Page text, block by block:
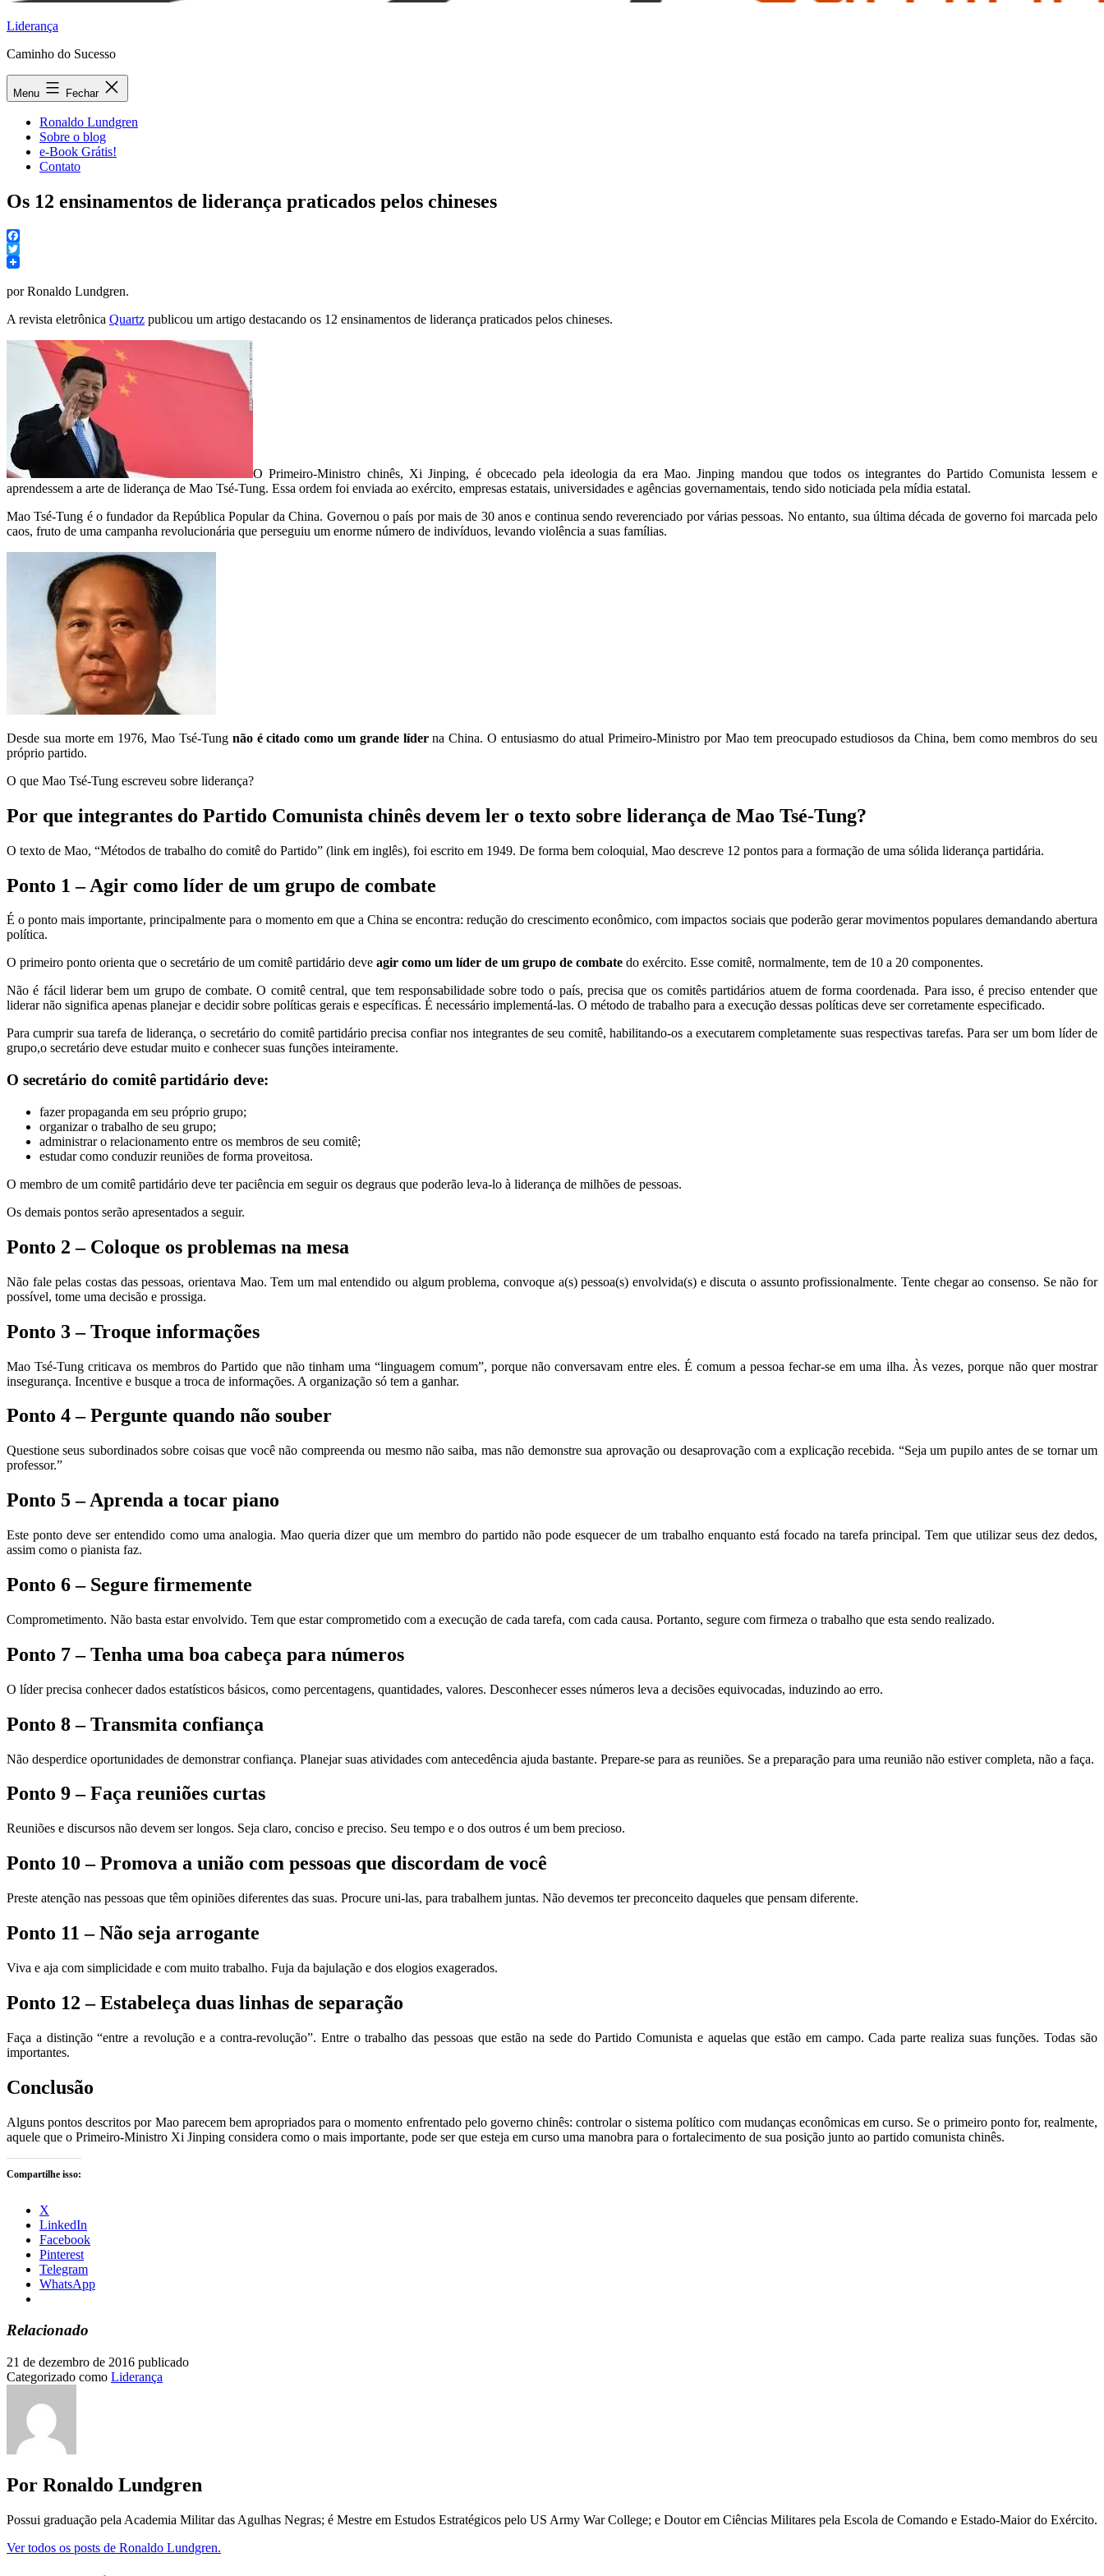
Liderança
Caminho do Sucesso
Menu Fechar
Ronaldo Lundgren
Sobre o blog
e-Book Grátis!
Contato
Os 12 ensinamentos de liderança praticados pelos chineses
Facebook
Twitter
por Ronaldo Lundgren.
A revista eletrônica Quartz publicou um artigo destacando os 12 ensinamentos de liderança praticados pelos chineses.
O Primeiro-Ministro chinês, Xi Jinping, é obcecado pela ideologia da era Mao. Jinping mandou que todos os integrantes do Partido Comunista lessem e
aprendessem a arte de liderança de Mao Tsé-Tung. Essa ordem foi enviada ao exército, empresas estatais, universidades e agências governamentais, tendo sido noticiada pela mídia estatal.
Mao Tsé-Tung é o fundador da República Popular da China. Governou o país por mais de 30 anos e continua sendo reverenciado por várias pessoas. No entanto, sua última década de governo foi marcada pelo
caos, fruto de uma campanha revolucionária que perseguiu um enorme número de indivíduos, levando violência a suas famílias.
Desde sua morte em 1976, Mao Tsé-Tung não é citado como um grande líderna China. O entusiasmo do atual Primeiro-Ministro por Mao tem preocupado estudiosos da China, bem como membros do seu
próprio partido.
O que Mao Tsé-Tung escreveu sobre liderança?
Por que integrantes do Partido Comunista chinês devem ler o texto sobre liderança de Mao Tsé-Tung?
O texto de Mao, “Métodos de trabalho do comitê do Partido” (link em inglês), foi escrito em 1949. De forma bem coloquial, Mao descreve 12 pontos para a formação de uma sólida liderança partidária.
Ponto 1 – Agir como líder de um grupo de combate
É o ponto mais importante, principalmente para o momento em que a China se encontra: redução do crescimento econômico, com impactos sociais que poderão gerar movimentos populares demandando abertura
política.
O primeiro ponto orienta que o secretário de um comitê partidário deve agir como um líder de um grupo de combate do exército. Esse comitê, normalmente, tem de 10 a 20 componentes.
Não é fácil liderar bem um grupo de combate. O comitê central, que tem responsabilidade sobre todo o país, precisa que os comitês partidários atuem de forma coordenada. Para isso, é preciso entender que
liderar não significa apenas planejar e decidir sobre políticas gerais e específicas. É necessário implementá-las. O método de trabalho para a execução dessas políticas deve ser corretamente especificado.
Para cumprir sua tarefa de liderança, o secretário do comitê partidário precisa confiar nos integrantes de seu comitê, habilitando-os a executarem completamente suas respectivas tarefas. Para ser um bom líder de
grupo,o secretário deve estudar muito e conhecer suas funções inteiramente.
O secretário do comitê partidário deve:
fazer propaganda em seu próprio grupo;
organizar o trabalho de seu grupo;
administrar o relacionamento entre os membros de seu comitê;
estudar como conduzir reuniões de forma proveitosa.
O membro de um comitê partidário deve ter paciência em seguir os degraus que poderão leva-lo à liderança de milhões de pessoas.
Os demais pontos serão apresentados a seguir.
Ponto 2 – Coloque os problemas na mesa
Não fale pelas costas das pessoas, orientava Mao. Tem um mal entendido ou algum problema, convoque a(s) pessoa(s) envolvida(s) e discuta o assunto profissionalmente. Tente chegar ao consenso. Se não for
possível, tome uma decisão e prossiga.
Ponto 3 – Troque informações
Mao Tsé-Tung criticava os membros do Partido que não tinham uma “linguagem comum”, porque não conversavam entre eles. É comum a pessoa fechar-se em uma ilha. Às vezes, porque não quer mostrar
insegurança. Incentive e busque a troca de informações. A organização só tem a ganhar.
Ponto 4 – Pergunte quando não souber
Questione seus subordinados sobre coisas que você não compreenda ou mesmo não saiba, mas não demonstre sua aprovação ou desaprovação com a explicação recebida. “Seja um pupilo antes de se tornar um
professor.”
Ponto 5 – Aprenda a tocar piano
Este ponto deve ser entendido como uma analogia. Mao queria dizer que um membro do partido não pode esquecer de um trabalho enquanto está focado na tarefa principal. Tem que utilizar seus dez dedos,
assim como o pianista faz.
Ponto 6 – Segure firmemente
Comprometimento. Não basta estar envolvido. Tem que estar comprometido com a execução de cada tarefa, com cada causa. Portanto, segure com firmeza o trabalho que esta sendo realizado.
Ponto 7 – Tenha uma boa cabeça para números
O líder precisa conhecer dados estatísticos básicos, como percentagens, quantidades, valores. Desconhecer esses números leva a decisões equivocadas, induzindo ao erro.
Ponto 8 – Transmita confiança
Não desperdice oportunidades de demonstrar confiança. Planejar suas atividades com antecedência ajuda bastante. Prepare-se para as reuniões. Se a preparação para uma reunião não estiver completa, não a faça.
Ponto 9 – Faça reuniões curtas
Reuniões e discursos não devem ser longos. Seja claro, conciso e preciso. Seu tempo e o dos outros é um bem precioso.
Ponto 10 – Promova a união com pessoas que discordam de você
Preste atenção nas pessoas que têm opiniões diferentes das suas. Procure uni-las, para trabalhem juntas. Não devemos ter preconceito daqueles que pensam diferente.
Ponto 11 – Não seja arrogante
Viva e aja com simplicidade e com muito trabalho. Fuja da bajulação e dos elogios exagerados.
Ponto 12 – Estabeleça duas linhas de separação
Faça a distinção “entre a revolução e a contra-revolução”. Entre o trabalho das pessoas que estão na sede do Partido Comunista e aquelas que estão em campo. Cada parte realiza suas funções. Todas são
importantes.
Conclusão
Alguns pontos descritos por Mao parecem bem apropriados para o momento enfrentado pelo governo chinês: controlar o sistema político com mudanças econômicas em curso. Se o primeiro ponto for, realmente,
aquele que o Primeiro-Ministro Xi Jinping considera como o mais importante, pode ser que esteja em curso uma manobra para o fortalecimento de sua posição junto ao partido comunista chinês.
Compartilhe isso:
X
LinkedIn
Facebook
Pinterest
Telegram
WhatsApp
Relacionado
21 de dezembro de 2016 publicado
Categorizado como Liderança
Por Ronaldo Lundgren
Possui graduação pela Academia Militar das Agulhas Negras; é Mestre em Estudos Estratégicos pelo US Army War College; e Doutor em Ciências Militares pela Escola de Comando e Estado-Maior do Exército.
Ver todos os posts de Ronaldo Lundgren.